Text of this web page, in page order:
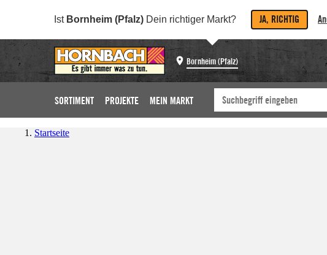
Ist Bornheim (Pfalz) Dein richtiger Markt? JA, RICHTIG
Bornheim (Pfalz)
SORTIMENT PROJEKTE MEIN MARKT
Startseite